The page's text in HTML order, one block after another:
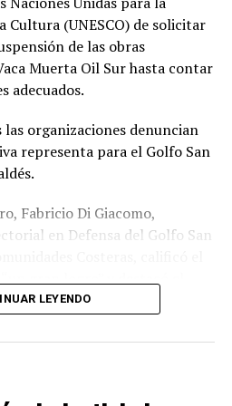
Cultura (UNESCO) de solicitar
de las obras
Muerta Oil Sur hasta contar
adecuados.
las organizaciones denuncian
representa para el Golfo San
Fabricio Di Giacomo,
en Defensa del Golfo San
ambientales,
para llevar la preocupación
últimos meses distintas
LEYENDO